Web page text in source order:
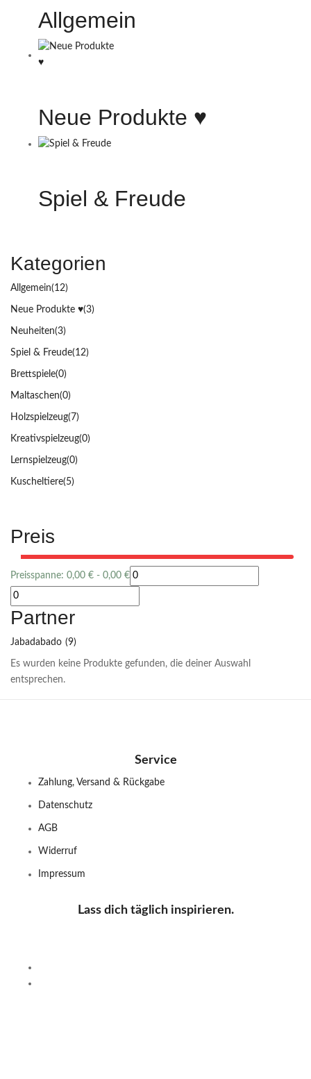
Allgemein
Neue Produkte ♥️
Spiel & Freude
Kategorien
Allgemein(12)
Neue Produkte ♥️(3)
Neuheiten(3)
Spiel & Freude(12)
Brettspiele(0)
Maltaschen(0)
Holzspielzeug(7)
Kreativspielzeug(0)
Lernspielzeug(0)
Kuscheltiere(5)
Preis
Preisspanne: 0,00 € - 0,00 €
Partner
Jabadabado (9)
Es wurden keine Produkte gefunden, die deiner Auswahl
entsprechen.
Service
Zahlung, Versand & Rückgabe
Datenschutz
AGB
Widerruf
Impressum
Lass dich täglich inspirieren.